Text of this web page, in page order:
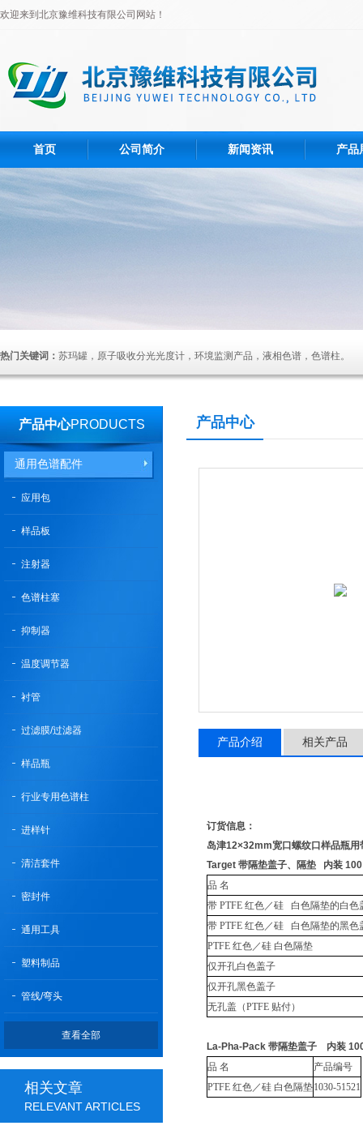
欢迎来到北京豫维科技有限公司网站！
首页 公司简介 新闻资讯 产品
热门关键词： 苏玛罐，原子吸收分光光度计，环境监测产品，液相色谱，色谱柱。
产品中心PRODUCTS
通用色谱配件
应用包
样品板
注射器
色谱柱塞
抑制器
温度调节器
衬管
过滤膜/过滤器
样品瓶
行业专用色谱柱
进样针
清洁套件
密封件
通用工具
塑料制品
管线/弯头
查看全部
相关文章
RELEVANT ARTICLES
产品中心
产品介绍 相关产品
订货信息：
岛津12×32mm宽口螺纹口样品瓶用
Target 带隔垫盖子、隔垫 内装
品 名
带 PTFE 红色／硅 白色隔垫的白色
带 PTFE 红色／硅 白色隔垫的黑色
PTFE 红色／硅 白色隔垫
仅开孔白色盖子
仅开孔黑色盖子
无孔盖（PTFE 贴付）
La-Pha-Pack 带隔垫盖子 内装
品 名
产品编号
PTFE 红色／硅 白色隔垫1030-51521